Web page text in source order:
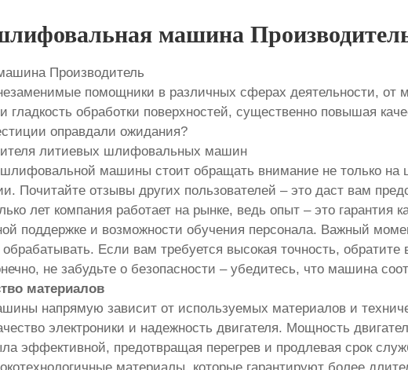
машина
Производитель
помощники в различных сферах деятельности, от
обработки поверхностей, существенно повышая
оправдали ожидания?
литиевых шлифовальных машин
машины стоит обращать внимание не только на
Почитайте отзывы других пользователей – это даст вам
лет компания работает на рынке, ведь опыт – это гарантия
поддержке и возможности обучения персонала. Важный
Если вам требуется высокая точность, обратите
не забудьте о безопасности – убедитесь, что машина
материалов
напрямую зависит от используемых материалов и
электроники и надежность двигателя. Мощность
эффективной, предотвращая перегрев и продлевая срок